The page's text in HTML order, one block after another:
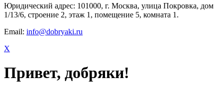
Юридический адрес: 101000, г. Москва, улица Покровка, дом
1/13/6, строение 2, этаж 1, помещение 5, комната 1.
Email: info@dobryaki.ru
X
Привет, добряки!